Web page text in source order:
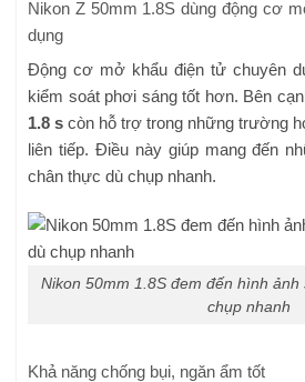
Nikon Z 50mm 1.8S dùng động cơ
dụng
Động cơ mở khẩu điện tử chuyên
kiểm soát phơi sáng tốt hơn. Bên
1.8 s còn hỗ trợ trong những trường
liên tiếp. Điều này giúp mang đến
chân thực dù chụp nhanh.
Nikon 50mm 1.8S đem đến hình
chụp nhanh
Khả năng chống bụi, ngăn ẩm tốt